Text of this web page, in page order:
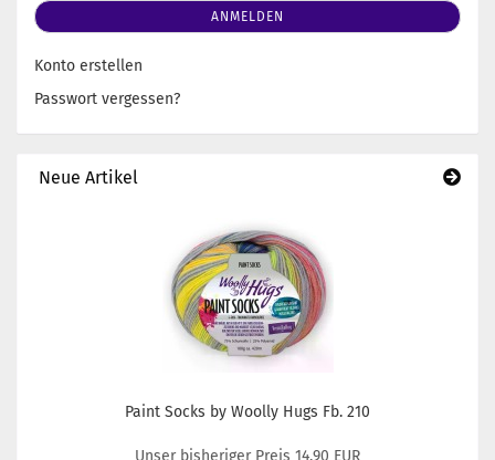
ANMELDEN
Konto erstellen
Passwort vergessen?
Neue Artikel
Paint Socks by Woolly Hugs Fb. 210
Unser bisheriger Preis 14,90 EUR